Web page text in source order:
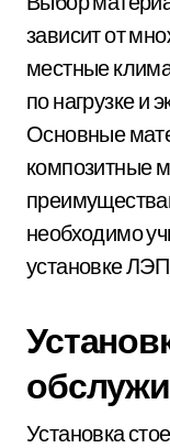
зависит от
местные
по нагрузке и
Основные
композитные
необходимо
установке
Установка